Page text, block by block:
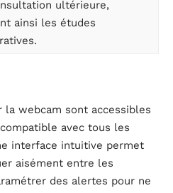
ultérieure,
ainsi les études
la webcam sont accessibles
avec tous les
interface intuitive permet
aisément entre les
des alertes pour ne